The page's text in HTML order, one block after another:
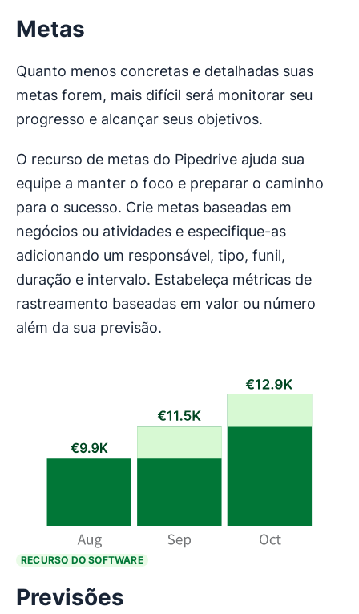
Metas
Quanto menos concretas e detalhadas suas
metas forem, mais difícil será monitorar seu
progresso e alcançar seus objetivos.
O recurso de metas do Pipedrive ajuda sua
equipe a manter o foco e preparar o caminho
para o sucesso. Crie metas baseadas em
negócios ou atividades e especifique-as
adicionando um responsável, tipo, funil,
duração e intervalo. Estabeleça métricas de
rastreamento baseadas em valor ou número
além da sua previsão.
RECURSO DO SOFTWARE
Previsões